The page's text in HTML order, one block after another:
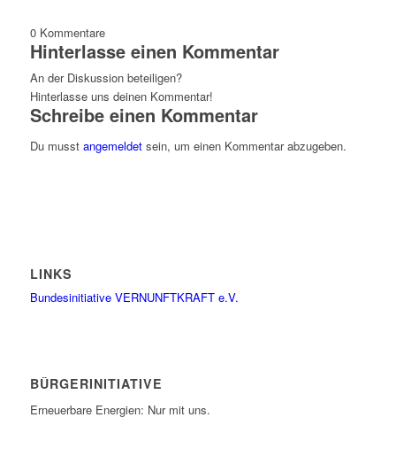
0 Kommentare
Hinterlasse einen Kommentar
An der Diskussion beteiligen?
Hinterlasse uns deinen Kommentar!
Schreibe einen Kommentar
Du musst angemeldetsein, um einen Kommentar abzugeben.
LINKS
Bundesinitiative VERNUNFTKRAFT e.V.
BÜRGERINITIATIVE
Erneuerbare Energien: Nur mit uns.